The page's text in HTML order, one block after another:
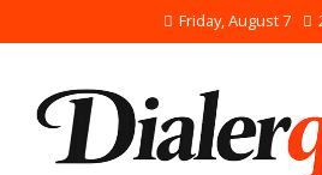
Friday, August 7